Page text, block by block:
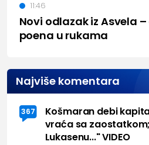
Novi odlazak iz Asvela
poena u rukama
11:46
Najviše komentara
367
Košmaran debi
vraća sa
Lukasenu..." VIDEO